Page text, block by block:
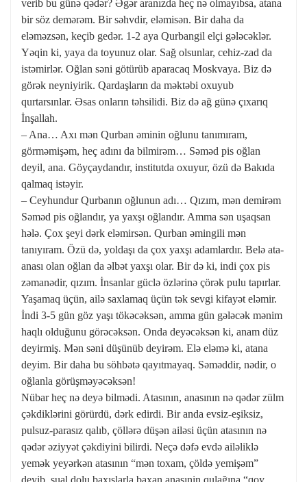
verib bu günə qədər? Əgər aranızda heç nə olmayıbsa, atana
bir söz demərəm. Bir səhvdir, eləmisən. Bir daha da
eləməzsən, keçib gedər. 1-2 aya Qurbangil elçi gələcəklər.
Yəqin ki, yaya da toyunuz olar. Sağ olsunlar, cehiz-zad da
istəmirlər. Oğlan səni götürüb aparacaq Moskvaya. Biz də
görək neyniyirik. Qardaşların da məktəbi oxuyub
qurtarsınlar. Əsas onların təhsilidi. Biz də ağ günə çıxarıq
İnşallah.
– Ana… Axı mən Qurban əminin oğlunu tanımıram,
görməmişəm, heç adını da bilmirəm… Səməd pis oğlan
deyil, ana. Göyçaydandır, institutda oxuyur, özü də Bakıda
qalmaq istəyir.
– Ceyhundur Qurbanın oğlunun adı… Qızım, mən demirəm
Səməd pis oğlandır, ya yaxşı oğlandır. Amma sən uşaqsan
hələ. Çox şeyi dərk eləmirsən. Qurban əmingili mən
tanıyıram. Özü də, yoldaşı da çox yaxşı adamlardır. Belə ata-
anası olan oğlan da əlbət yaxşı olar. Bir də ki, indi çox pis
zəmanədir, qızım. İnsanlar güclə özlərinə çörək pulu tapırlar.
Yaşamaq üçün, ailə saxlamaq üçün tək sevgi kifayət eləmir.
İndi 3-5 gün göz yaşı tökəcəksən, amma gün gələcək mənim
haqlı olduğunu görəcəksən. Onda deyəcəksən ki, anam düz
deyirmiş. Mən səni düşünüb deyirəm. Elə eləmə ki, atana
deyim. Bir daha bu söhbətə qayıtmayaq. Səməddir, nədir, o
oğlanla görüşməyəcəksən!
Nübar heç nə deyə bilmədi. Atasının, anasının nə qədər zülm
çəkdiklərini görürdü, dərk edirdi. Bir anda evsiz-eşiksiz,
pulsuz-parasız qalıb, çöllərə düşən ailəsi üçün atasının nə
qədər əziyyət çəkdiyini bilirdi. Neçə dəfə evdə ailəliklə
yemək yeyərkən atasının “mən toxam, çöldə yemişəm”